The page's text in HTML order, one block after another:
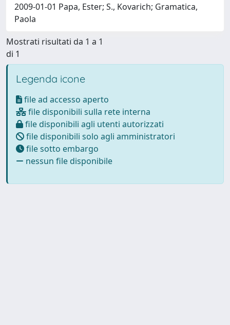
2009-01-01 Papa, Ester; S., Kovarich; Gramatica,
Paola
Mostrati risultati da 1 a 1
di 1
Legenda icone
file ad accesso aperto
file disponibili sulla rete interna
file disponibili agli utenti autorizzati
file disponibili solo agli amministratori
file sotto embargo
nessun file disponibile